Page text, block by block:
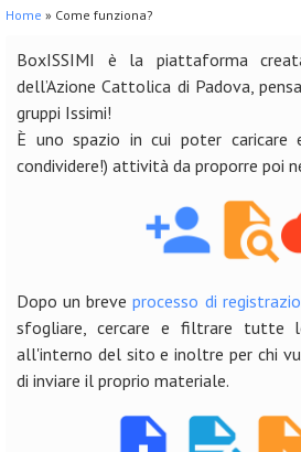
Tu sei qui
Home » Come funziona?
BoxISSIMI è la piattaforma
dell’Azione Cattolica di Padova,
gruppi Issimi!
È uno spazio in cui poter caricare
condividere!) attività da proporre poi
Dopo un breveprocesso di
sfogliare, cercare e filtrare tutte
all'interno del sito e inoltre per chi
di inviare il proprio materiale.